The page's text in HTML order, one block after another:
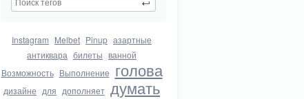
Instagram Melbet Pinup азартные
антиквара билеты ванной
Возможность Выполнение голова
дизайне для дополняет думать